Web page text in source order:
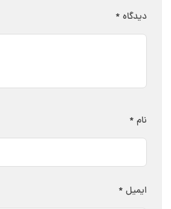
دیدگاه *
نام *
ایمیل *